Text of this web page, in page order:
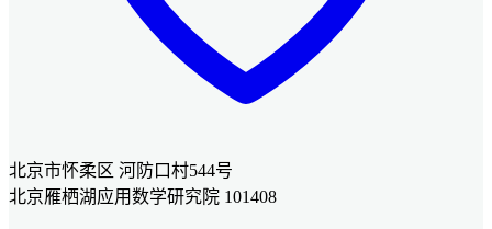
北京市怀柔区 河防口村544号
北京雁栖湖应用数学研究院 101408